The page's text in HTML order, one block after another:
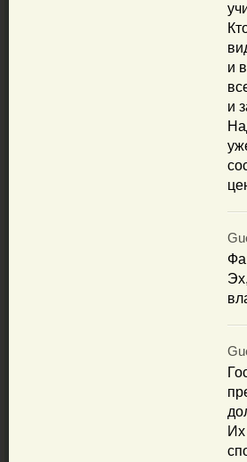
и
и